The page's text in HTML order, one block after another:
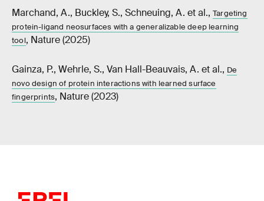
Marchand, A., Buckley, S., Schneuing, A. et al., Targeting
protein-ligand neosurfaces with a generalizable deep learning
tool, Nature (2025)
Gainza, P., Wehrle, S., Van Hall-Beauvais, A. et al., De
novo design of protein interactions with learned surface
fingerprints, Nature (2023)